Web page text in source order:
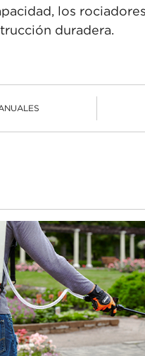
los rociadores
duradera.